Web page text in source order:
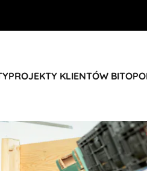
PROJEKTY KLIENTÓW BITO